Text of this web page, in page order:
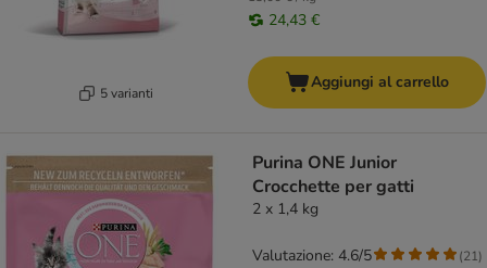
5 varianti
24,43 €
Aggiungi al carrello
Purina ONE Junior
Crocchette per gatti
2 x 1,4 kg
Valutazione: 4.6/5 (21)